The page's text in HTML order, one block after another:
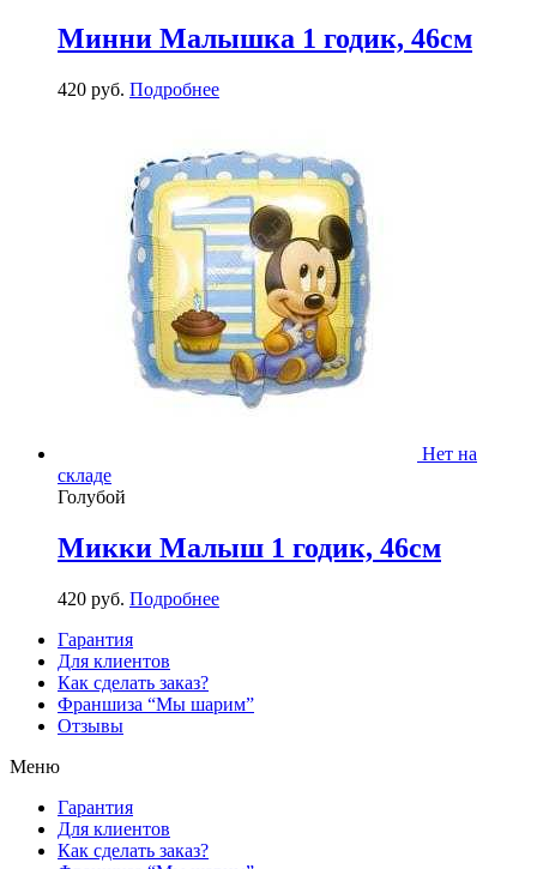
Минни Малышка 1 годик, 46см
420 руб. Подробнее
Нет на
складе
Голубой
Микки Малыш 1 годик, 46см
420 руб. Подробнее
Гарантия
Для клиентов
Как сделать заказ?
Франшиза “Мы шарим”
Отзывы
Меню
Гарантия
Для клиентов
Как сделать заказ?